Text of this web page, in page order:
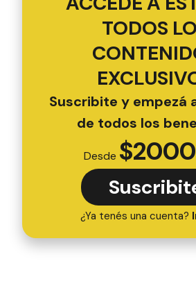
TODOS
Suscribite y empezá
de todos los
Desde $2000
¿Ya tenés una cuenta?